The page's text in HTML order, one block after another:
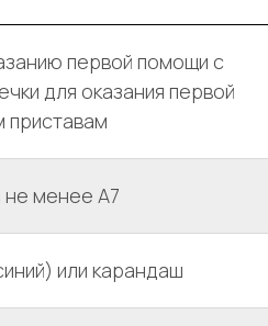
первой помощи с
для оказания первой
менее A7
или карандаш